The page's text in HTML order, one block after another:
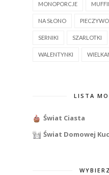
MONOPORCJE
NA SŁONO PIECZYWO
SERNIKI SZARLOTKI
WALENTYNKI
LISTA
Świat Ciasta
Świat Domowej